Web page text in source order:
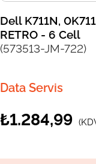
Dell K711N,
RETRO - 6 Cell
(573513-JM-722)
Data Servis
₺1.284,99